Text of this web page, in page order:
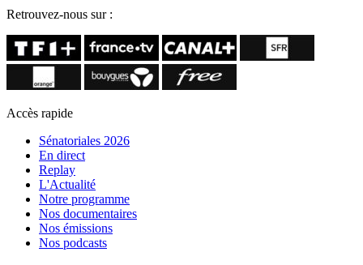
Retrouvez-nous sur :
Accès rapide
Sénatoriales 2026
En direct
Replay
L'Actualité
Notre programme
Nos documentaires
Nos émissions
Nos podcasts